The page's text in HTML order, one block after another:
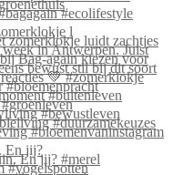
l
En jij?